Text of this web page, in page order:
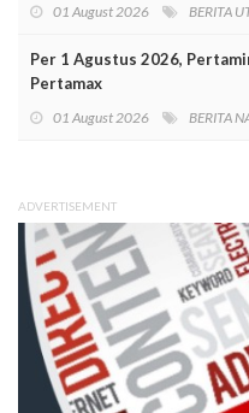
01 August 2026 BERITA
Per 1 Agustus 2026,
Pertamax
01 August 2026 BERITA
ADVERTISEMENT